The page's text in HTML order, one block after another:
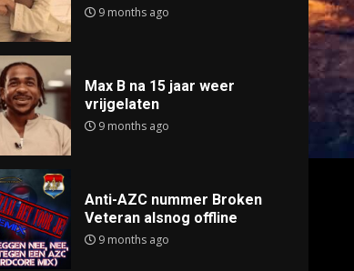
9 months ago
Max B na 15 jaar weer
vrijgelaten
9 months ago
Anti-AZC nummer Broken
Veteran alsnog offline
9 months ago